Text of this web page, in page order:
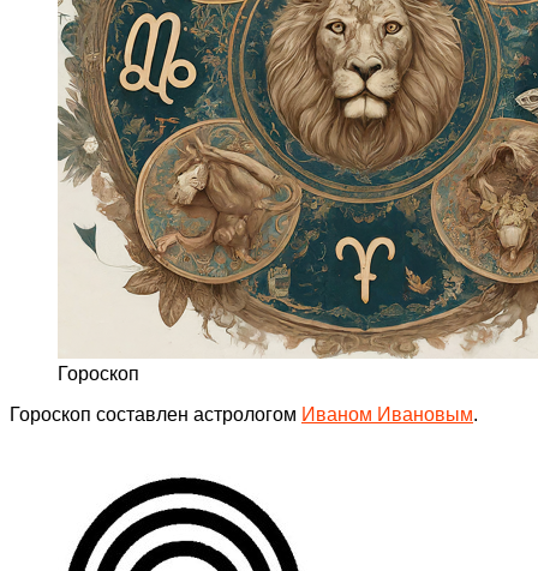
Гороскоп
Гороскоп составлен астрологом Иваном Ивановым.